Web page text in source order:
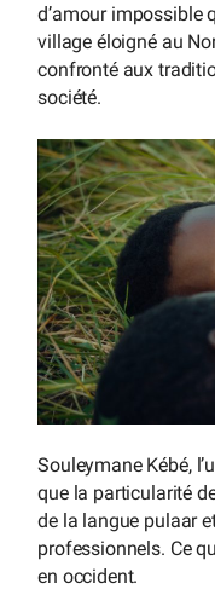
d’amour impossible
village éloigné au
confronté aux
société.
Souleymane Kébé,
que la particularité
de la langue pulaar
professionnels. Ce
en occident.